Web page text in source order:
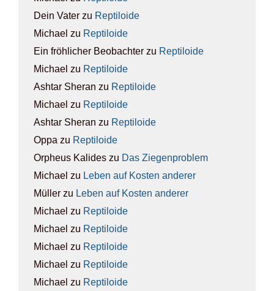
Dein Vater zu Rep­ti­lo­ide
Michael zu Rep­ti­lo­ide
Ein fröhlicher Beobachter zu Rep­ti­lo­ide
Michael zu Rep­ti­lo­ide
Ashtar Sheran zu Rep­ti­lo­ide
Michael zu Rep­ti­lo­ide
Ashtar Sheran zu Rep­ti­lo­ide
Oppa zu Rep­ti­lo­ide
Orpheus Kalides zu Das Zie­gen­pro­blem
Michael zu Leben auf Kos­ten ande­rer
Müller zu Leben auf Kos­ten ande­rer
Michael zu Rep­ti­lo­ide
Michael zu Rep­ti­lo­ide
Michael zu Rep­ti­lo­ide
Michael zu Rep­ti­lo­ide
Michael zu Rep­ti­lo­ide